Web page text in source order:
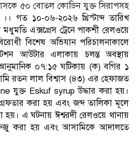
৫০ বোতল কোডিন যুক্ত সিরাপসহ
।। গত ১০-০৬-২০২৬ খ্রিস্টাব্দ তারিখ
মধুমতি এক্সপ্রেস ট্রেনে পাকশী রেলওয়ে
বিশেষ অভিযান পরিচালনাকালে
আউটার এলাকায় চলন্ত অবস্থায়
আনুমানিক ০৭:১৫ ঘটিকায় (ক) বগির ১
রতন লাল বিশ্বাস (৪৩) এর হেফাজত
যুক্ত Eskuf syrup উদ্ধার করা হয়।
করা হয় এবং জব্দ তালিকা মূলে
হয়। এ ঘটনায় ঈশ্বরদী রেলওয়ে থানায়
করা হয় এবং আসামিকে আদালতে